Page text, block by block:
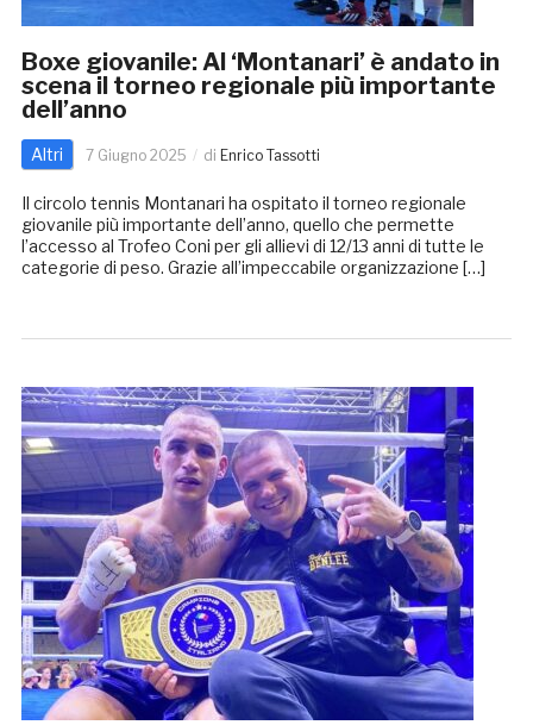
Boxe giovanile: Al ‘Montanari’ è andato in
scena il torneo regionale più importante
dell’anno
Altri 7 Giugno 2025 di Enrico Tassotti
Il circolo tennis Montanari ha ospitato il torneo regionale
giovanile più importante dell’anno, quello che permette
l’accesso al Trofeo Coni per gli allievi di 12/13 anni di tutte le
categorie di peso. Grazie all’impeccabile organizzazione […]